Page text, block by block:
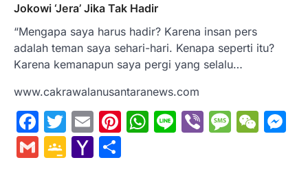
Jokowi ‘Jera’ Jika Tak Hadir
“Mengapa saya harus hadir? Karena insan pers
adalah teman saya sehari-hari. Kenapa seperti itu?
Karena kemanapun saya pergi yang selalu…
www.cakrawalanusantaranews.com
Facebook
Twitter
EmailPinterest
WhatsApp
LineViber
GmailGoogle
Yahoo